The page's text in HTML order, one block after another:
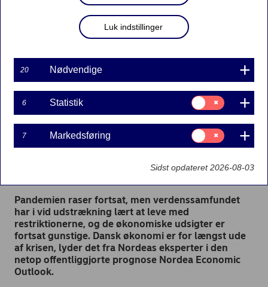
Dansk økonomi på fuldt blus
Pressemeddelelse | 26-01-2022 09:00
Pandemien raser fortsat, men verdenssamfundet
har i vid udstrækning lært at leve med
restriktionerne, og de økonomiske udsigter er
fortsat gunstige. Dansk økonomi er for længst ude
af krisen, lyder det fra Nordeas eksperter i den
netop offentliggjorte prognose Nordea Economic
Outlook.
Luk indstillinger
20 Nødvendige
6 Statistik
Samtykke
til:
Statistik
7 Markedsføring
Samtykke
til:
Markedsføring
Sidst opdateret 2026-08-03